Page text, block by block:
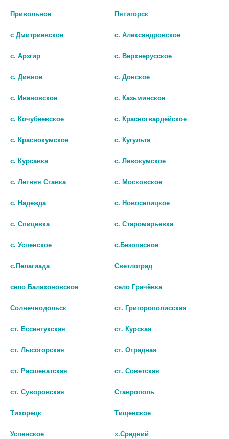
50МГ/МЛ. 5МЛ. №10 Р-Р В/В /
ВЕЛФАРМ/
В КОРЗИНУ
ВЕРТЕКС 250МГ. №10 ТАБ. П/
П/О
250МГ. №10 ТАБ. П/П/О /
0,05/МЛ. 5МЛ. №10 Р-Р В/В
Привольное Пятигорск
с Дмитриевское с. Александровское
с. Арзгир с. Верхнерусское
с. Дивное с. Донское
с. Ивановское с. Казьминское
с. Кочубеевское с. Красногвардейское
с. Краснокумское с. Кугульта
с. Курсавка с. Левокумское
с. Летняя Ставка с. Московское
с. Надежда с. Новоселицкое
с. Спицевка с. Старомарьевка
с. Успенское с.Безопасное
с.Пелагиада Светлоград
село Балахоновское село Грачёвка
Солнечнодольск ст. Григорополисская
ст. Ессентукская ст. Курская
ст. Лысогорская ст. Отрадная
ст. Расшеватская ст. Советская
ст. Суворовская Ставрополь
Тихорецк Тищенское
Успенское х.Средний